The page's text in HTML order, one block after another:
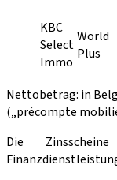
KBC
Select
Immo
World
Plus
Nettobetrag: in
(„précompte
Die